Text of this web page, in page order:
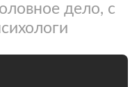
дело, с